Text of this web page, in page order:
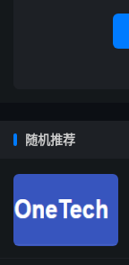
随机推荐